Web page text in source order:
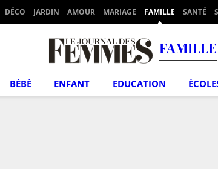
DÉCO JARDIN AMOUR MARIAGE FAMILLE SANTÉ
FAMILLE
BÉBÉ ENFANT EDUCATION